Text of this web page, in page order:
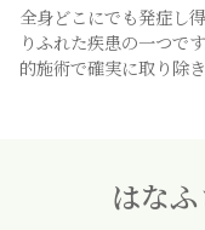
全身どこにでも発症し
りふれた疾患の一つで
的施術で確実に取り除き
はな